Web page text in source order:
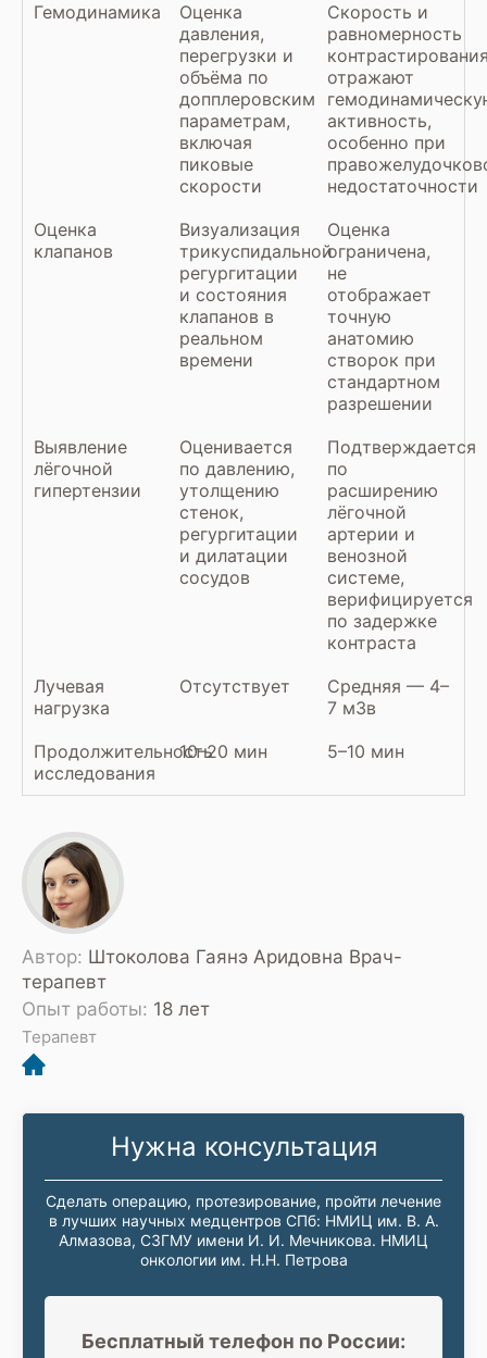
Гемодинамика
Оценка
давления,
перегрузки и
объёма по
допплеровским
параметрам,
включая
пиковые
скорости
Скорость и
равномерность
отражают
активность,
особенно при
недостаточности
Оценка
клапанов
Визуализация
трикуспидальной
регургитации
и состояния
клапанов в
реальном
времени
Оценка
ограничена,
не
отображает
точную
анатомию
створок при
стандартном
разрешении
Выявление
лёгочной
гипертензии
Оценивается
по давлению,
утолщению
стенок,
регургитации
и дилатации
сосудов
Подтверждается
по
расширению
лёгочной
артерии и
венозной
системе,
верифицируется
по задержке
контраста
Лучевая
нагрузка
Отсутствует
Средняя — 4–
7 мЗв
Продолжительность
исследования
10–20 мин 5–10 мин
Автор: Штоколова Гаянэ Аридовна Врач-
терапевт
Опыт работы: 18 лет
Терапевт
Нужна консультация
Сделать операцию, протезирование, пройти лечение
в лучших научных медцентров СПб: НМИЦ им. В. А.
Алмазова, СЗГМУ имени И. И. Мечникова. НМИЦ
онкологии им. Н.Н. Петрова
Бесплатный телефон по России: